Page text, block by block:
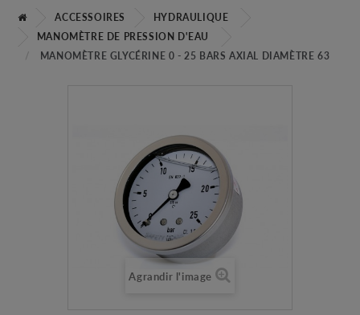
ACCESSOIRES
HYDRAULIQUE
MANOMÈTRE DE PRESSION D'EAU
MANOMÈTRE GLYCÉRINE 0 - 25 BARS AXIAL DIAMÈTRE 63
Agrandir l'image